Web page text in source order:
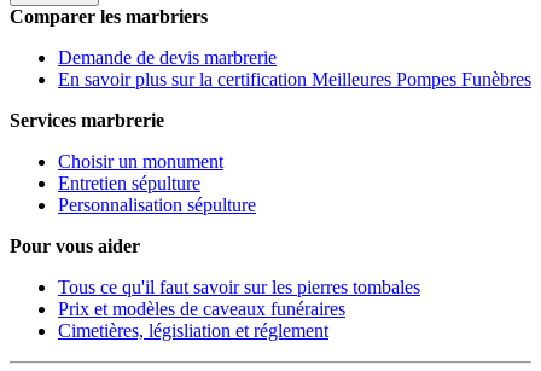
Comparer les marbriers
Demande de devis marbrerie
En savoir plus sur la certification Meilleures Pompes Funèbres
Services marbrerie
Choisir un monument
Entretien sépulture
Personnalisation sépulture
Pour vous aider
Tous ce qu'il faut savoir sur les pierres tombales
Prix et modèles de caveaux funéraires
Cimetières, législiation et réglement